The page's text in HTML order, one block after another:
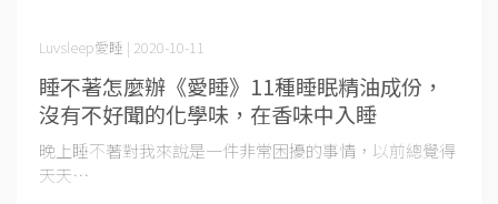
睡不著怎麼辦《愛睡》11種睡眠精油成份，
沒有不好聞的化學味，在香味中入睡
Luvsleep愛睡 | 2020-10-11
晚上睡不著對我來說是一件非常困擾的事情，以前總覺得
天天⋯